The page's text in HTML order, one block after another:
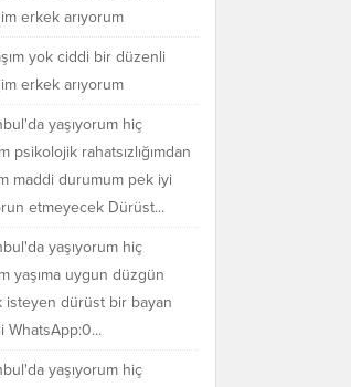
erkek arıyorum
yok ciddi bir düzenli
erkek arıyorum
yaşıyorum hiç
psikolojik rahatsızlığımdan
maddi durumum pek iyi
etmeyecek Dürüst...
yaşıyorum hiç
yaşıma uygun düzgün
isteyen dürüst bir bayan
WhatsApp:0...
yaşıyorum hiç